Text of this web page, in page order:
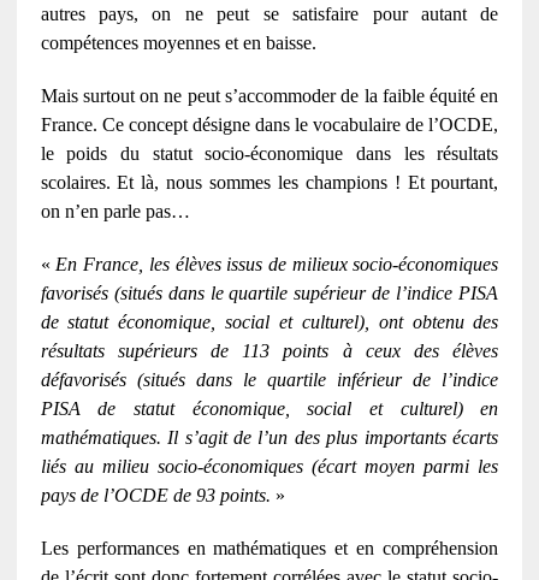
autres pays, on ne peut se satisfaire pour autant de
compétences moyennes et en baisse.
Mais surtout on ne peut s’accommoder de la faible équité en
France. Ce concept désigne dans le vocabulaire de l’OCDE,
le poids du statut socio-économique dans les résultats
scolaires. Et là, nous sommes les champions ! Et pourtant,
on n’en parle pas…
« En France, les élèves issus de milieux socio-économiques
favorisés (situés dans le quartile supérieur de l’indice PISA
de statut économique, social et culturel), ont obtenu des
résultats supérieurs de 113 points à ceux des élèves
défavorisés (situés dans le quartile inférieur de l’indice
PISA de statut économique, social et culturel) en
mathématiques. Il s’agit de l’un des plus importants écarts
liés au milieu socio-économiques (écart moyen parmi les
pays de l’OCDE de 93 points. »
Les performances en mathématiques et en compréhension